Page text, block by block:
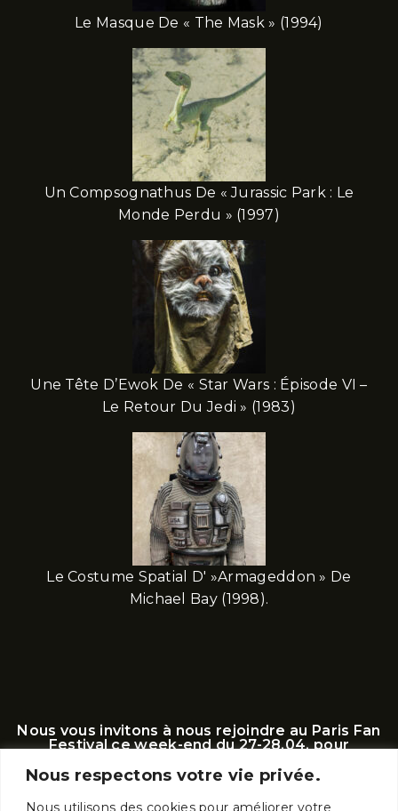
Nous respectons votre vie privée.
Nous utilisons des cookies pour améliorer votre
Le Masque De « The Mask » (1994)
Un Compsognathus De « Jurassic Park : Le
Monde Perdu » (1997)
Une Tête D’Ewok De « Star Wars : Épisode VI –
Le Retour Du Jedi » (1983)
Le Costume Spatial D' »Armageddon » De
Michael Bay (1998).
Nous vous invitons à nous rejoindre au Paris Fan
Festival ce week-end du 27-28.04. pour